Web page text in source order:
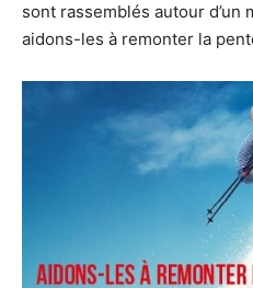
sont rassemblés autour d’un
aidons-les à remonter la